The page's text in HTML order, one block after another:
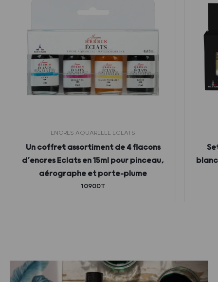
ENCRES AQUARELLE ECLATS
Un coffret assortiment de 4 flacons
d’encres Eclats en 15ml pour pinceau,
aérographe et porte-plume
10900T